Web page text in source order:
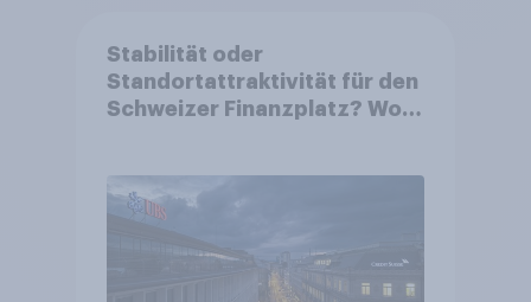
Stabilität oder
Standortattraktivität für den
Schweizer Finanzplatz? Wo
von Grossbanken steht